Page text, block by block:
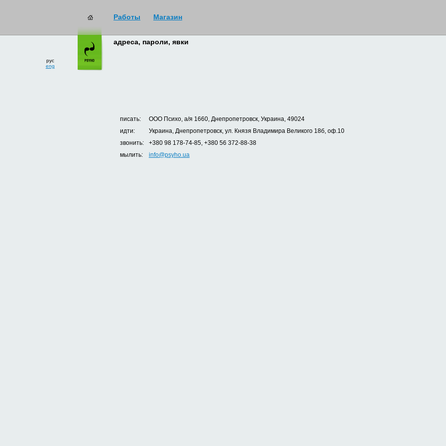
Работы Магазин
рус
eng
адреса, пароли, явки
писать:
ООО Психо, а/я 1660, Днепропетровск, Украина, 49024
идти:
Украина, Днепропетровск, ул. Князя Владимира Великого 18б, оф.10
звонить:
+380 98 178-74-85, +380 56 372-88-38
мылить:
info@psyho.ua